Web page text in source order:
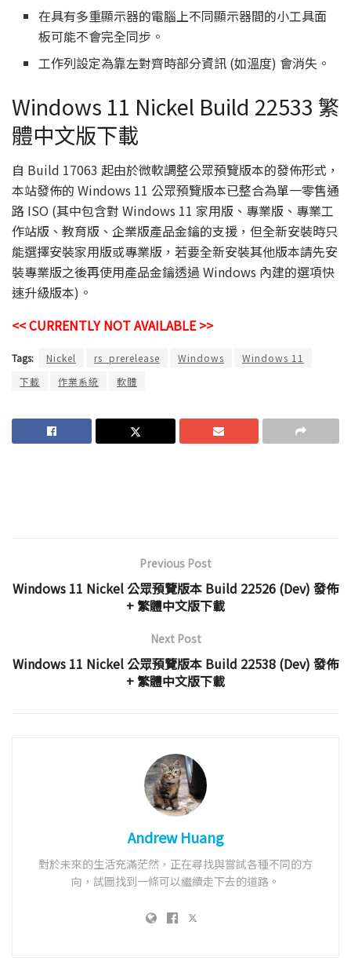
在具有多重顯示器的電腦上不同顯示器間的小工具面
板可能不會完全同步。
工作列設定為靠左對齊時部分資訊 (如溫度) 會消失。
Windows 11 Nickel Build 22533 繁
體中文版下載
自 Build 17063 起由於微軟調整公眾預覽版本的發佈形式，
本站發佈的 Windows 11 公眾預覽版本已整合為單一零售通
路 ISO (其中包含對 Windows 11 家用版、專業版、專業工
作站版、教育版、企業版產品金鑰的支援，但全新安裝時只
能選擇安裝家用版或專業版，若要全新安裝其他版本請先安
裝專業版之後再使用產品金鑰透過 Windows 內建的選項快
速升級版本)。
<< CURRENTLY NOT AVAILABLE >>
Tags: Nickel rs_prerelease Windows
Windows 11
下載
作業系統 軟體
Previous Post
Windows 11 Nickel 公眾預覽版本 Build 22526 (Dev) 發佈
+ 繁體中文版下載
Next Post
Windows 11 Nickel 公眾預覽版本 Build 22538 (Dev) 發佈
+ 繁體中文版下載
Andrew Huang
對於未來的生活充滿茫然，正在尋找與嘗試各種不同的方
向，試圖找到一條可以繼續走下去的道路。